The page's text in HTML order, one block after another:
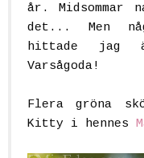
år.
det... Men
hittade jag
Varsågoda!
Flera gröna
Kitty i hennes